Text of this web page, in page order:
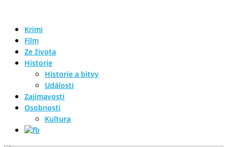
Krimi
Film
Ze života
Historie
Historie a bitvy
Události
Zajímavosti
Osobnosti
Kultura